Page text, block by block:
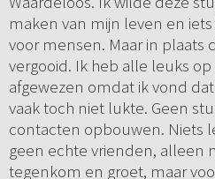
maken van mijn leven en
voor mensen. Maar in plaats
vergooid. Ik heb alle leuks
afgewezen omdat ik vond
vaak toch niet lukte. Geen
contacten opbouwen. Niets
geen echte vrienden, alleen
tegenkom en groet, maar